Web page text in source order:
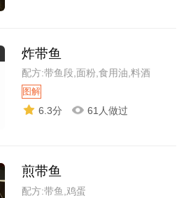
炸带鱼
配方:带鱼段,面粉,食用油,料酒
图解
6.3分 61人做过
煎带鱼
配方:带鱼,鸡蛋